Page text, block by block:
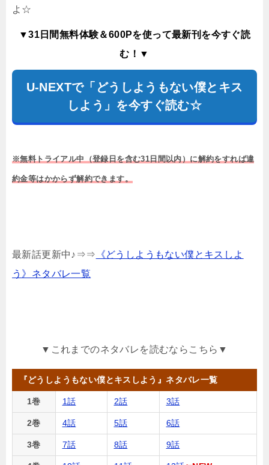
よ☆
▼31日間無料体験＆600Pを使って最新刊を今すぐ読
む！▼
U-NEXTで「どうしようもない僕とキス
しよう」を今すぐ読む☆
※無料トライアル中（登録日を含む31日間以内）に解約をすれば違
約金等はかからず解約できます。
最新話更新中♪⇒⇒ 《どうしようもない僕とキスしよ
う》ネタバレ一覧
▼これまでのネタバレを読むならこちら▼
『どうしようもない僕とキスしよう』ネタバレ一覧
1巻 1話 2話 3話
2巻 4話 5話 6話
3巻 7話 8話 9話